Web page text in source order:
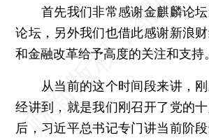
首先我们非常感谢金麒麟论坛
论坛，另外我们也借此感谢新浪
和金融改革给予高度的关注和支持。
从当前的这个时间段来讲，刚
经讲到，就是我们刚召开了党的
后，习近平总书记专门讲当前阶